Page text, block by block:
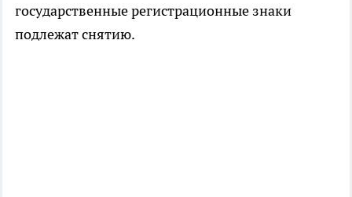
государственные регистрационные знаки
подлежат снятию.